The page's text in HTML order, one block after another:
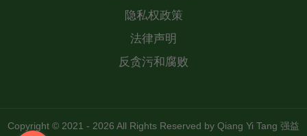
隐私权政策
法律声明
反贪污和腐败
Copyright © 2021 - 2026 All Rights Reserved by Qiang Yi Tang 强益